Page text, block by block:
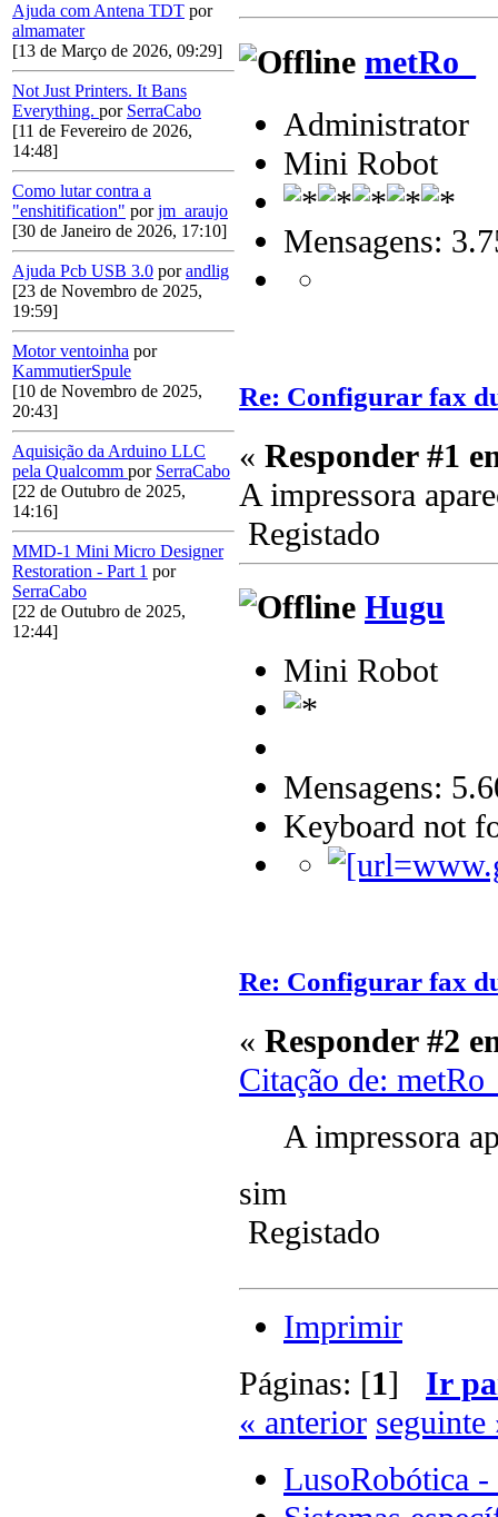
Ajuda com Antena TDT por
almamater
[13 de Março de 2026, 09:29]
Not Just Printers. It Bans
Everything. por SerraCabo
[11 de Fevereiro de 2026,
14:48]
Como lutar contra a
"enshitification" porjm_araujo
[30 de Janeiro de 2026, 17:10]
Ajuda Pcb USB 3.0 porandlig
[23 de Novembro de 2025,
19:59]
Motor ventoinha por
KammutierSpule
[10 de Novembro de 2025,
20:43]
Aquisição da Arduino LLC
pela Qualcomm por SerraCabo
[22 de Outubro de 2025,
14:16]
MMD-1 Mini Micro Designer
Restoration - Part 1 por
SerraCabo
[22 de Outubro de 2025,
12:44]
metRo_
Administrator
Mini Robot
Mensagens:
Re: Configurar fax
« Responder #1
A impressora
Registado
Hugu
Mini Robot
Mensagens:
Keyboard not
Re: Configurar fax
« Responder #2
Citação de:
A impressora
sim
Registado
Imprimir
Páginas: [1] Ir
« anterior seguinte
LusoRobótica -